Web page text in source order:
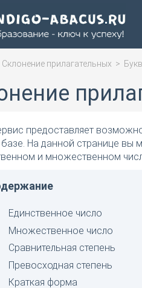
Склонение прилагательных >
предоставляет
На данной странице вы
и множественном
Единственное число
Множественное число
Сравнительная степень
Превосходная степень
Краткая форма